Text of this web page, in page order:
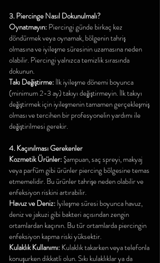
3. Piercinge Nasıl Dokunulmalı?
Oynatmayın: Piercingi günde birkaç kez
döndürmek veya oynamak, bölgenin tahriş
olmasına ve iyileşme süresinin uzamasına neden
olabilir. Piercingi yalnızca temizlik sırasında
dokunun.
Takı Değiştirme: İlk iyileşme dönemi boyunca
(minimum 2-3 ay) takıyı değiştirmeyin. İlk takıyı
değiştirmek için iyileşmenin tamamen gerçekleşmiş
olması ve tercihen bir profesyonelin yardımı ile
değiştirilmesi gerekir.
4. Kaçınılması Gerekenler
Kozmetik Ürünler: Şampuan, saç spreyi, makyaj
veya parfüm gibi ürünler piercing bölgesine temas
etmemelidir. Bu ürünler tahrişe neden olabilir ve
enfeksiyon riskini artırabilir.
Havuz ve Deniz: İyileşme süresi boyunca havuz,
deniz ve jakuzi gibi bakteri açısından zengin
ortamlardan kaçının. Bu tür ortamlarda piercingin
enfeksiyon kapma riski yüksektir.
Kulaklık Kullanımı: Kulaklık takarken veya telefonla
konuşurken dikkatli olun. Sıkı kulaklıklar ya da